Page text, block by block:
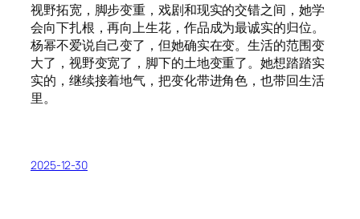
视野拓宽，脚步变重，戏剧和现实的交错之间，她学
会向下扎根，再向上生花，作品成为最诚实的归位。
杨幂不爱说自己变了，但她确实在变。生活的范围变
大了，视野变宽了，脚下的土地变重了。她想踏踏实
实的，继续接着地气，把变化带进角色，也带回生活
里。
2025-12-30